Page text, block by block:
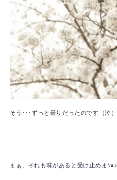
そう･･･ずっと曇りだったのです（泣）
まぁ、それも味があると受け止めまｼｮ♪